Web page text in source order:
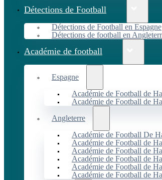
Détections de Football
Détections de Football en Espagne
Détections de football en
Académie de football
Espagne
Académie de Football de
Académie de Football de
Angleterre
Académie de Football De
Académie de Football de
Académie de Football de
Académie de Football de
Académie de Football de
Académie de Football de